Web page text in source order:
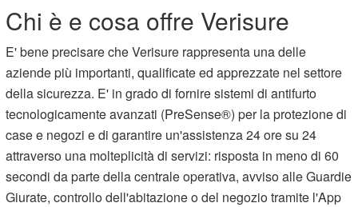
Chi è e cosa offre Verisure
E' bene precisare che Verisure rappresenta una delle
aziende più importanti, qualificate ed apprezzate nel settore
della sicurezza. E' in grado di fornire sistemi di antifurto
tecnologicamente avanzati (PreSense®) per la protezione di
case e negozi e di garantire un'assistenza 24 ore su 24
attraverso una molteplicità di servizi: risposta in meno di 60
secondi da parte della centrale operativa, avviso alle Guardie
Giurate, controllo dell'abitazione o del negozio tramite l'App